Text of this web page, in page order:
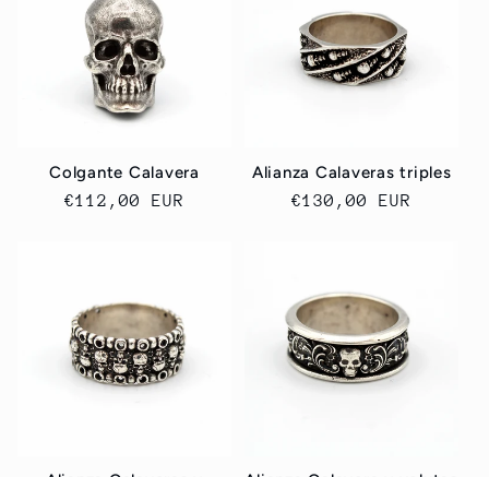
Colgante Calavera
Precio
€112,00 EUR
Alianza Calaveras triples
Precio
€130,00 EUR